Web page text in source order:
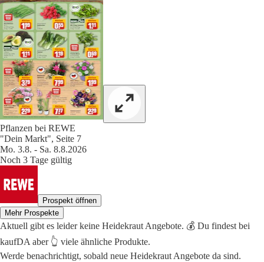
Pflanzen bei REWE
"Dein Markt", Seite 7
Mo. 3.8. - Sa. 8.8.2026
Noch 3 Tage gültig
Prospekt öffnen
Mehr Prospekte
Aktuell gibt es leider keine Heidekraut Angebote. 💰 Du findest bei
kaufDA aber 👆 viele ähnliche Produkte.
Werde benachrichtigt, sobald neue Heidekraut Angebote da sind.